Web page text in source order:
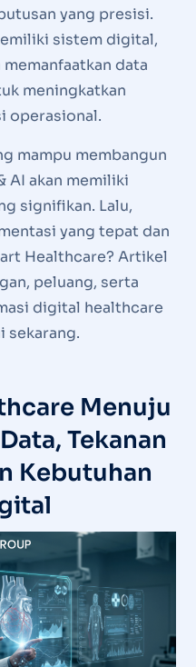
yang presisi.
sistem digital,
data
meningkatkan
operasional.
mampu membangun
AI akan memiliki
signifikan. Lalu,
yang tepat dan
Healthcare? Artikel
peluang, serta
digital healthcare
sekarang.
Menuju
Tekanan
Kebutuhan